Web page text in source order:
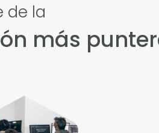
de la
más